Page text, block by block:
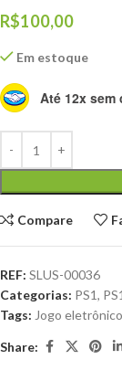
R$100,00
Em estoque
Até 12x sem
Compare
REF: SLUS-00036
Categorias: PS1,
Tags: Jogo
Share: